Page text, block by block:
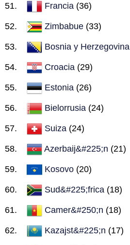
Francia (36)
Zimbabue (33)
Bosnia y Herzegovina
Croacia (29)
Estonia (26)
Bielorrusia (24)
Suiza (24)
Azerbaij&#225;n (21)
Kosovo (20)
Sud&#225;frica (18)
Camer&#250;n (18)
Kazajst&#225;n (17)